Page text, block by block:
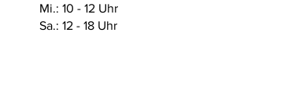
Mi.: 10 - 12 Uhr
Sa.: 12 - 18 Uhr